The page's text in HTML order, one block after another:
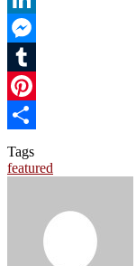
LinkedIn
Messenger
Tumblr
Pinterest
Share
Tags
featured